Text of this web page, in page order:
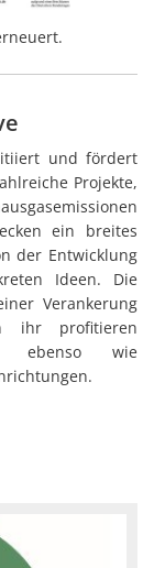
und fördert
Projekte,
ein breites
der Entwicklung
Ideen. Die
Verankerung
ihr profitieren
ebenso wie